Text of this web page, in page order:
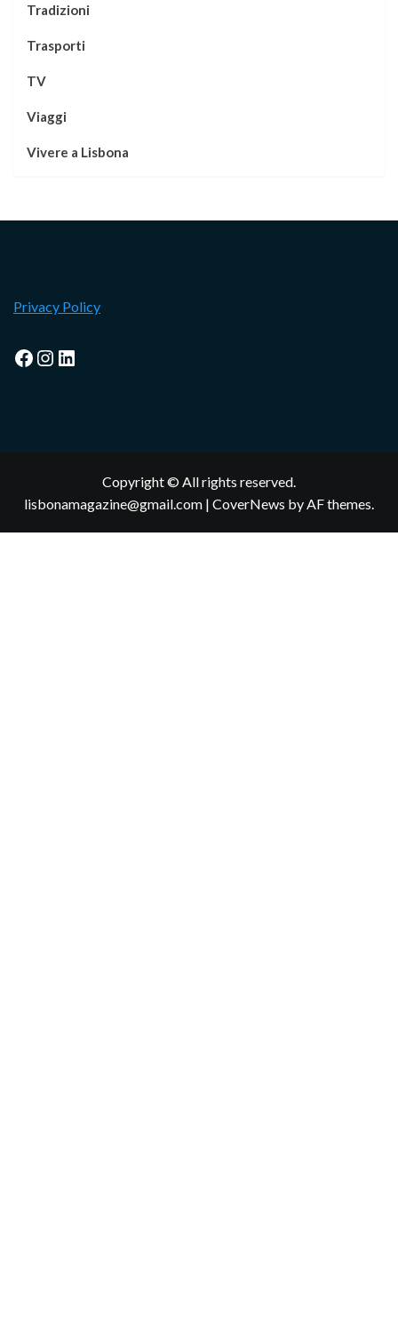
Tradizioni
Trasporti
TV
Viaggi
Vivere a Lisbona
Privacy Policy
Facebook
Instagram
LinkedIn
Copyright © All rights reserved.
lisbonamagazine@gmail.com | CoverNews by AF themes.